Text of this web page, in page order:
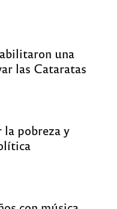
una
las Cataratas
pobreza y